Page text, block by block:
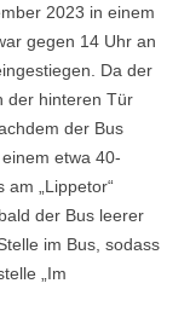
2023 in einem
gegen 14 Uhr an
Da der
der hinteren Tür
der Bus
etwa 40-
„Lippetor“
der Bus leerer
im Bus, sodass
„Im